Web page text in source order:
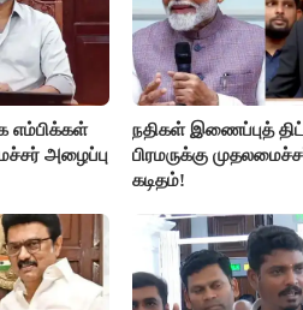
எம்பிக்கள்
அழைப்பு
நதிகள் இணைப்புத்
பிரமருக்கு
கடிதம்!